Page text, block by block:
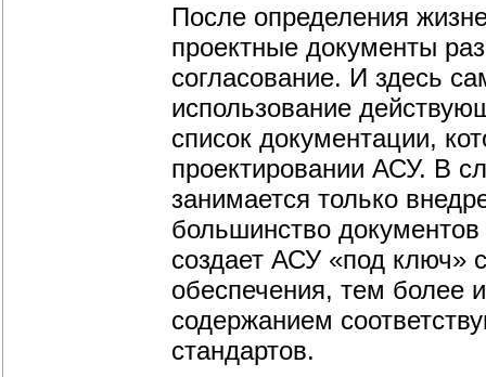
После определения
проектные документы
согласование. И здесь
использование
список документации,
проектировании АСУ. В
занимается только
большинство
создает АСУ «под ключ»
обеспечения, тем более
содержанием
стандартов.